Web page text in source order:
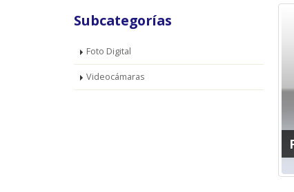
Subcategorías
Foto Digital
Videocámaras